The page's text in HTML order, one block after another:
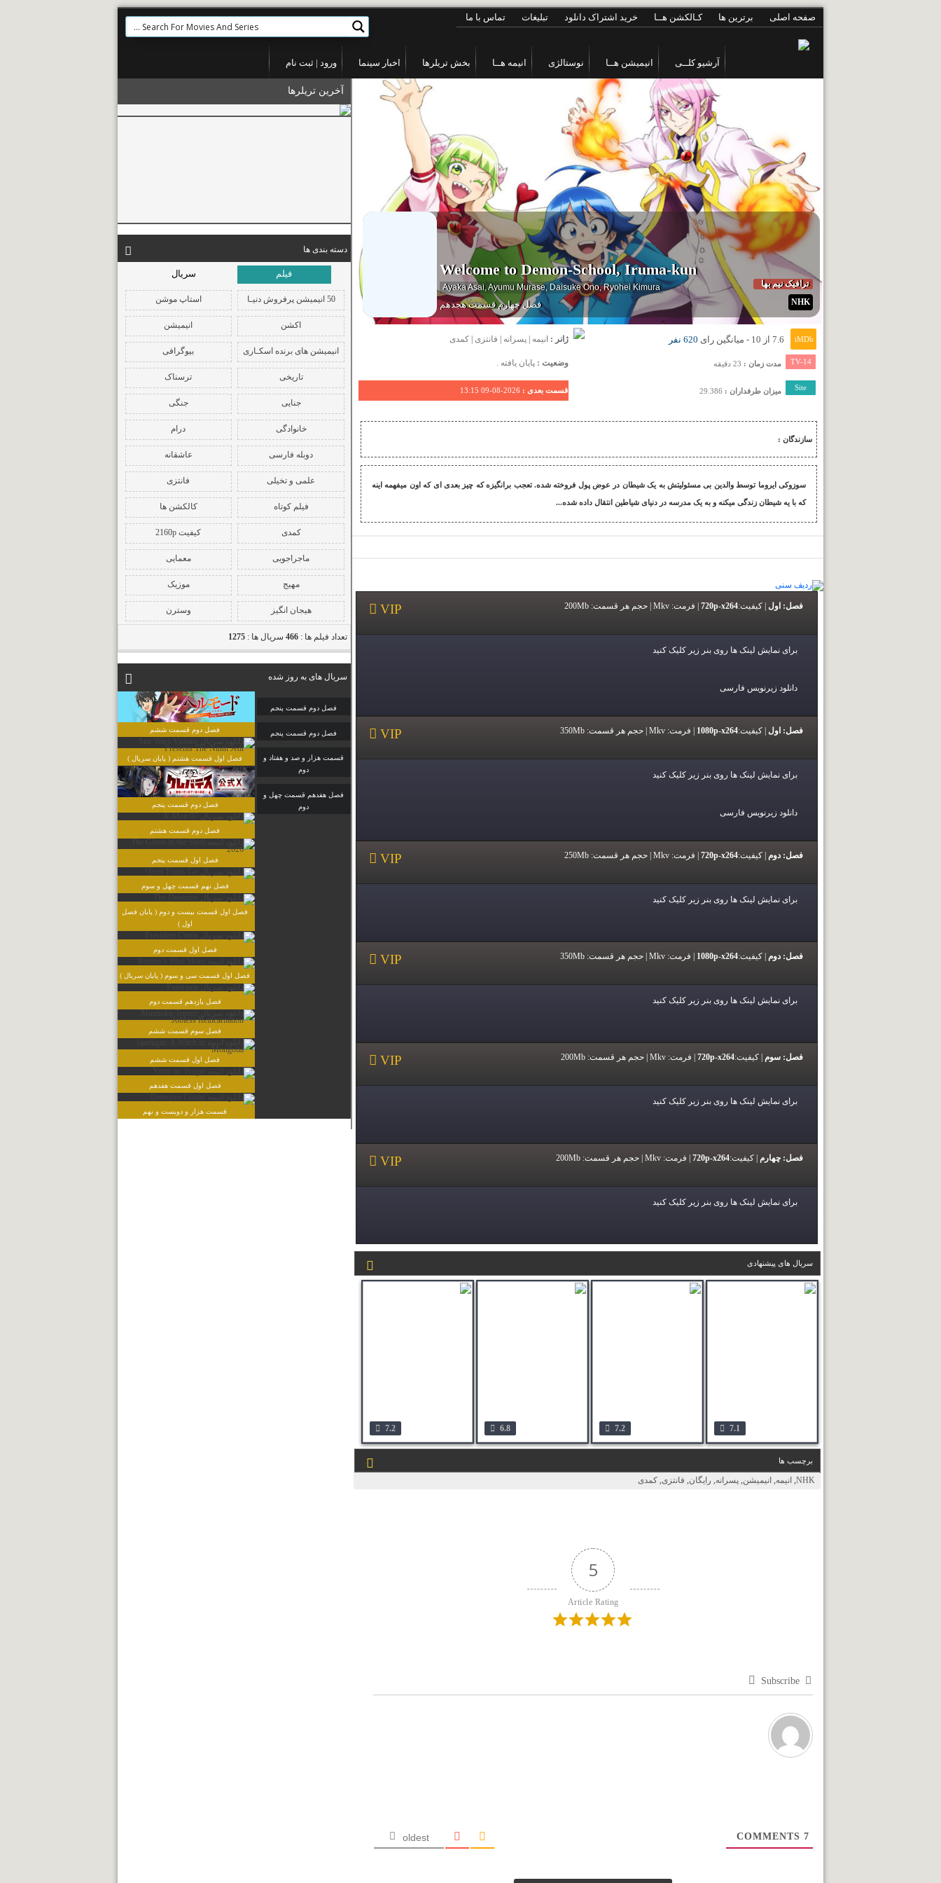
صفحه اصلی برترین ها کـالکشن هــا خرید اشتراک دانلود تبلیغات تماس با ما
آرشیو کلــی انیمیشن هــا نوستالژی انیمه هــا بخش تریلرها اخبار سینما ورود | ثبت نام
آخرین تریلرها
دسته بندی ها
فیلم سریال
50 انیمیشن پرفروش دنیـا استاپ موشن
اکشن انیمیشن
انیمیشن های برنده اسکـاری بیوگرافی
تاریخی ترسناک
جنایی جنگی
خانوادگی درام
دوبله فارسی عاشقانه
علمی و تخیلی فانتزی
فیلم کوتاه کالکشن ها
کمدی کیفیت 2160p
ماجراجویی معمایی
مهیج موزیک
هیجان انگیز وسترن
تعداد فیلم ها : 466 سریال ها : 1275
سریال های به روز شده
فصل دوم قسمت ششم
فصل اول قسمت هشتم ( پایان سریال )
فصل دوم قسمت پنجم
فصل دوم قسمت هشتم
فصل اول قسمت پنجم
فصل نهم قسمت چهل و سوم
فصل اول قسمت بیست و دوم ( پایان فصل
اول )
فصل اول قسمت دوم
فصل اول قسمت سی و سوم ( پایان سریال )
فصل یازدهم قسمت دوم
فصل سوم قسمت ششم
فصل اول قسمت ششم
فصل اول قسمت هفدهم
قسمت هزار و دویست و نهم
فصل دوم قسمت پنجم
فصل دوم قسمت پنجم
قسمت هزار و صد و هفتاد و
دوم
فصل هفدهم قسمت چهل و
دوم
Welcome to Demon-School, Iruma-kun
Ayaka Asai,Ayumu Murase, Daisuke Ono,Ryohei Kimura
فصل چهارم قسمت هجدهم
ترافیک نیم بها
NHK
iMDb 7.6 از 10 - میانگین رای 620 نفر
TV-14 مدت زمان :
Site میزان طرفداران :
ژانر : انیمه پسرانه فانتزی کمدی
وضعیت : پایان یافته .
قسمت بعدی : 2026-08-09 13:15
سازندگان :
سوزوکی ایروما توسط والدین بی مسئولیتش به یک شیطان در عوض پول فروخته شده. تعجب برانگیزه که چیز بعدی ای که اون میفهمه اینه
که با یه شیطان زندگی میکنه و به یک مدرسه در دنیای شیاطین انتقال داده شده...
فصل: اول کیفیت:720p-x264 فرمت: حجم هر قسمت:
برای نمایش لینک ها روی بنر زیر کلیک کنید
دانلود زیرنویس فارسی
فصل: اول کیفیت:1080p-x264 فرمت: حجم هر قسمت:
برای نمایش لینک ها روی بنر زیر کلیک کنید
دانلود زیرنویس فارسی
فصل: دوم کیفیت:720p-x264 فرمت: حجم هر قسمت:
برای نمایش لینک ها روی بنر زیر کلیک کنید
فصل: دوم کیفیت:1080p-x264 فرمت: حجم هر قسمت:
برای نمایش لینک ها روی بنر زیر کلیک کنید
فصل: سوم کیفیت:720p-x264 فرمت: حجم هر قسمت:
برای نمایش لینک ها روی بنر زیر کلیک کنید
فصل: چهارم کیفیت:720p-x264 فرمت: حجم هر قسمت:
برای نمایش لینک ها روی بنر زیر کلیک کنید
سریال های پیشنهادی
7.1
7.2
6.8
7.2
برچسب ها
NHK
, انیمه, انیمیشن, پسرانه, رایگان, فانتزی, کمدی
5
Article Rating
Subscribe
7
oldest